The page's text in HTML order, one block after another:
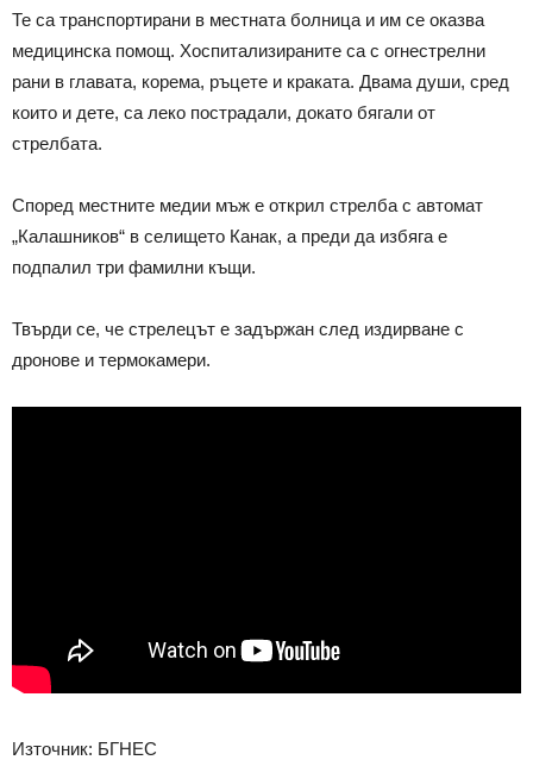
Те са транспортирани в местната болница и им се оказва
медицинска помощ. Хоспитализираните са с огнестрелни
рани в главата, корема, ръцете и краката. Двама души, сред
които и дете, са леко пострадали, докато бягали от
стрелбата.
Според местните медии мъж е открил стрелба с автомат
„Калашников“ в селището Канак, а преди да избяга е
подпалил три фамилни къщи.
Твърди се, че стрелецът е задържан след издирване с
дронове и термокамери.
Източник: БГНЕС